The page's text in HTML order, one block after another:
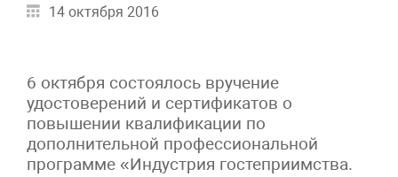
14 октября 2016
6 октября состоялось вручение
удостоверений и сертификатов о
повышении квалификации по
дополнительной профессиональной
программе «Индустрия гостеприимства.